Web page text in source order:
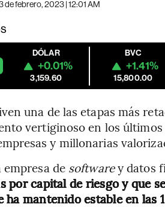
de febrero, 2023 | 12:01 AM
DÓLAR
+0.01%
3,159.60
BVC
+1.41%
15,800.00
una de las etapas más
vertiginoso en los últimos
y millonarias
de softwarey datos
por capital de riesgo y que
mantenido estable en las